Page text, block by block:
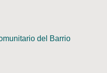
del Barrio